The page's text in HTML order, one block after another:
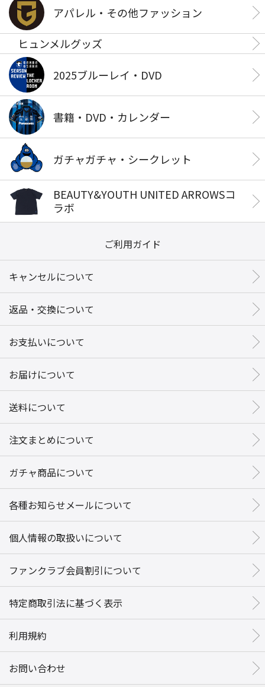
アパレル・その他ファッション
ヒュンメルグッズ
2025ブルーレイ・DVD
書籍・DVD・カレンダー
ガチャガチャ・シークレット
BEAUTY&YOUTH UNITED ARROWSコ
ラボ
ご利用ガイド
キャンセルについて
返品・交換について
お支払いについて
お届けについて
送料について
注文まとめについて
ガチャ商品について
各種お知らせメールについて
個人情報の取扱いについて
ファンクラブ会員割引について
特定商取引法に基づく表示
利用規約
お問い合わせ